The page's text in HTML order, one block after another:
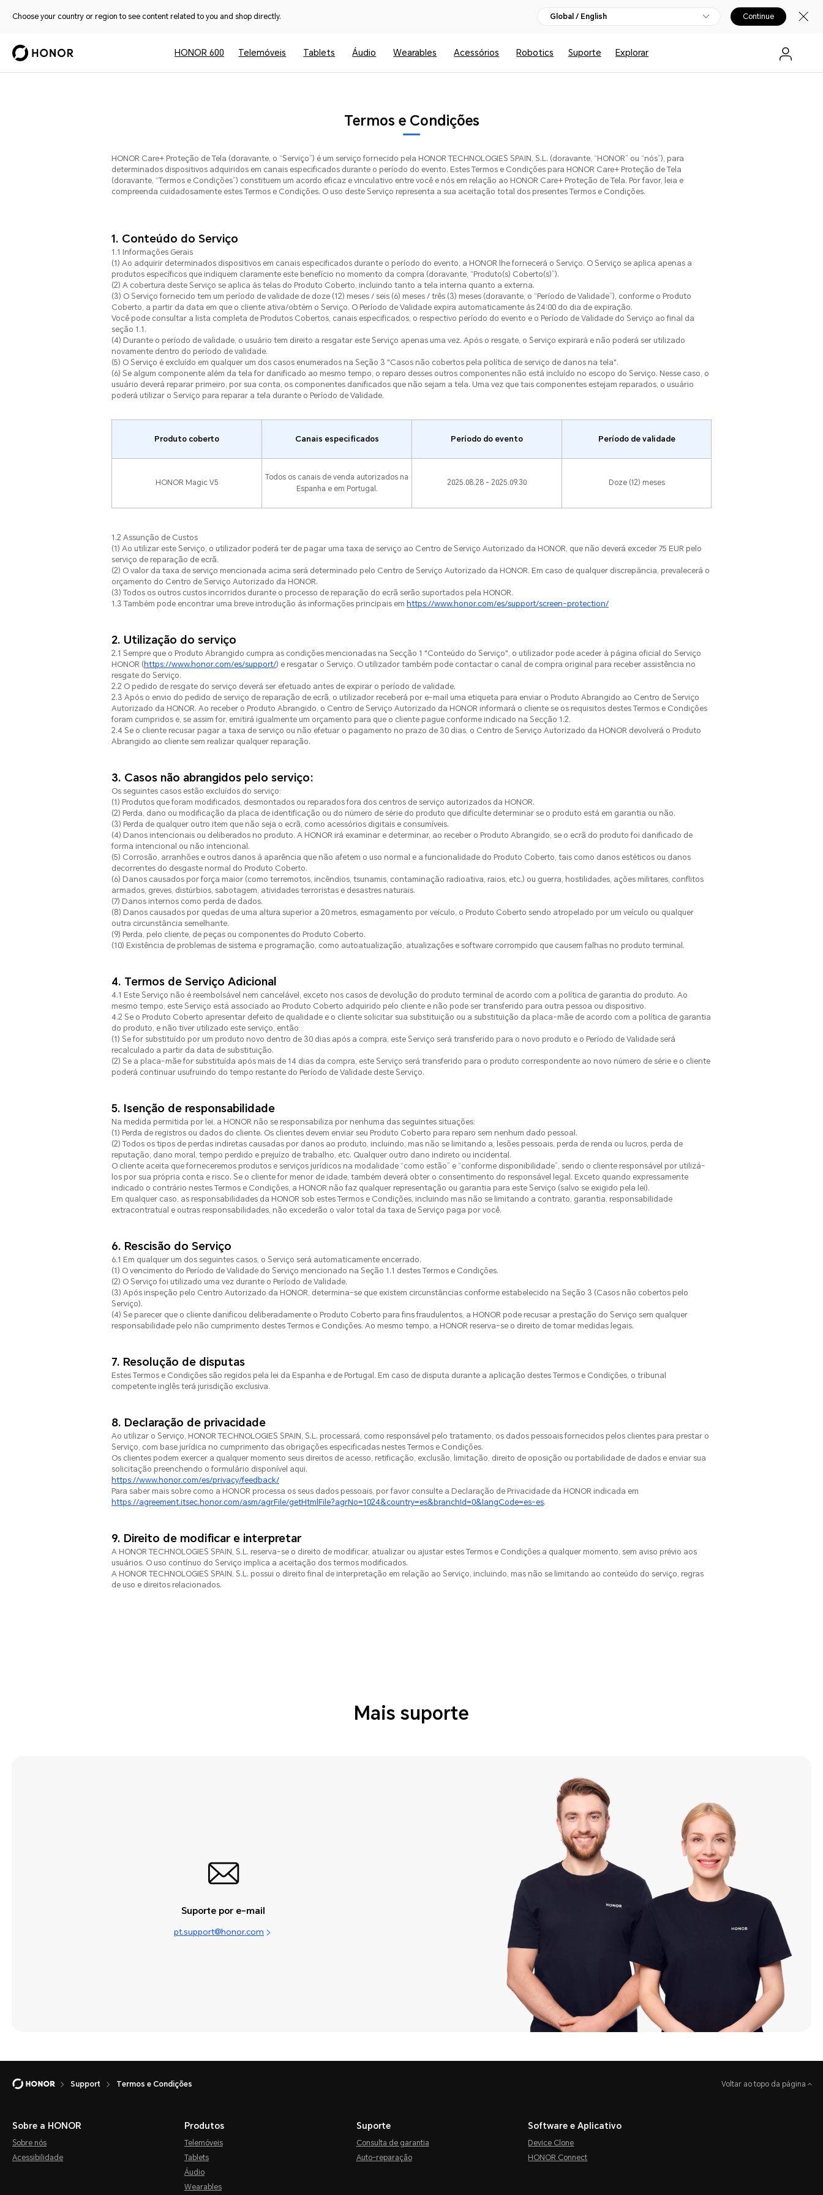
Choose your country or region to see content related to you and shop directly. Global / English Continue
HONOR 600 Telemóveis Tablets Áudio Wearables Acessórios Robotics Suporte Explorar
Termos e Condições
HONOR Care+ Proteção de Tela (doravante, o “Serviço”) é um serviço fornecido pela HONOR TECHNOLOGIES SPAIN, S.L. (doravante, “HONOR” ou “nós”), para
determinados dispositivos adquiridos em canais especificados durante o período do evento. Estes Termos e Condições para HONOR Care+ Proteção de Tela
(doravante, “Termos e Condições”) constituem um acordo eficaz e vinculativo entre você e nós em relação ao HONOR Care+ Proteção de Tela. Por favor, leia e
compreenda cuidadosamente estes Termos e Condições. O uso deste Serviço representa a sua aceitação total dos presentes Termos e Condições.
1. Conteúdo do Serviço
1.1 Informações Gerais
(1) Ao adquirir determinados dispositivos em canais especificados durante o período do evento, a HONOR lhe fornecerá o Serviço. O Serviço se aplica apenas a
produtos específicos que indiquem claramente este benefício no momento da compra (doravante, “Produto(s) Coberto(s)”).
(2) A cobertura deste Serviço se aplica às telas do Produto Coberto, incluindo tanto a tela interna quanto a externa.
(3) O Serviço fornecido tem um período de validade de doze (12) meses / seis (6) meses / três (3) meses (doravante, o “Período de Validade”), conforme o Produto
Coberto, a partir da data em que o cliente ativa/obtém o Serviço. O Período de Validade expira automaticamente às 24:00 do dia de expiração.
Você pode consultar a lista completa de Produtos Cobertos, canais especificados, o respectivo período do evento e o Período de Validade do Serviço ao final da
seção 1.1.
(4) Durante o período de validade, o usuário tem direito a resgatar este Serviço apenas uma vez. Após o resgate, o Serviço expirará e não poderá ser utilizado
novamente dentro do período de validade.
(5) O Serviço é excluído em qualquer um dos casos enumerados na Seção 3 "Casos não cobertos pela política de serviço de danos na tela".
(6) Se algum componente além da tela for danificado ao mesmo tempo, o reparo desses outros componentes não está incluído no escopo do Serviço. Nesse caso, o
usuário deverá reparar primeiro, por sua conta, os componentes danificados que não sejam a tela. Uma vez que tais componentes estejam reparados, o usuário
poderá utilizar o Serviço para reparar a tela durante o Período de Validade.
Produto coberto Canais especificados Período do evento Período de validade
HONOR Magic V5
Todos os canais de venda autorizados na
Espanha e em Portugal.
2025.08.28 - 2025.09.30 Doze (12) meses
1.2 Assunção de Custos
(1) Ao utilizar este Serviço, o utilizador poderá ter de pagar uma taxa de serviço ao Centro de Serviço Autorizado da HONOR, que não deverá exceder 75 EUR pelo
serviço de reparação de ecrã.
(2) O valor da taxa de serviço mencionada acima será determinado pelo Centro de Serviço Autorizado da HONOR. Em caso de qualquer discrepância, prevalecerá o
orçamento do Centro de Serviço Autorizado da HONOR.
(3) Todos os outros custos incorridos durante o processo de reparação do ecrã serão suportados pela HONOR.
1.3 Também pode encontrar uma breve introdução às informações principais em https://www.honor.com/es/support/screen-protection/
2. Utilização do serviço
2.1 Sempre que o Produto Abrangido cumpra as condições mencionadas na Secção 1 "Conteúdo do Serviço", o utilizador pode aceder à página oficial do Serviço
HONOR (https://www.honor.com/es/support/) e resgatar o Serviço. O utilizador também pode contactar o canal de compra original para receber assistência no
resgate do Serviço.
2.2 O pedido de resgate do serviço deverá ser efetuado antes de expirar o período de validade.
2.3 Após o envio do pedido de serviço de reparação de ecrã, o utilizador receberá por e-mail uma etiqueta para enviar o Produto Abrangido ao Centro de Serviço
Autorizado da HONOR. Ao receber o Produto Abrangido, o Centro de Serviço Autorizado da HONOR informará o cliente se os requisitos destes Termos e Condições
foram cumpridos e, se assim for, emitirá igualmente um orçamento para que o cliente pague conforme indicado na Secção 1.2.
2.4 Se o cliente recusar pagar a taxa de serviço ou não efetuar o pagamento no prazo de 30 dias, o Centro de Serviço Autorizado da HONOR devolverá o Produto
Abrangido ao cliente sem realizar qualquer reparação.
3. Casos não abrangidos pelo serviço:
Os seguintes casos estão excluídos do serviço:
(1) Produtos que foram modificados, desmontados ou reparados fora dos centros de serviço autorizados da HONOR.
(2) Perda, dano ou modificação da placa de identificação ou do número de série do produto que dificulte determinar se o produto está em garantia ou não.
(3) Perda de qualquer outro item que não seja o ecrã, como acessórios digitais e consumíveis.
(4) Danos intencionais ou deliberados no produto. A HONOR irá examinar e determinar, ao receber o Produto Abrangido, se o ecrã do produto foi danificado de
forma intencional ou não intencional.
(5) Corrosão, arranhões e outros danos à aparência que não afetem o uso normal e a funcionalidade do Produto Coberto, tais como danos estéticos ou danos
decorrentes do desgaste normal do Produto Coberto.
(6) Danos causados por força maior (como terremotos, incêndios, tsunamis, contaminação radioativa, raios, etc.) ou guerra, hostilidades, ações militares, conflitos
armados, greves, distúrbios, sabotagem, atividades terroristas e desastres naturais.
(7) Danos internos como perda de dados.
(8) Danos causados por quedas de uma altura superior a 20 metros, esmagamento por veículo, o Produto Coberto sendo atropelado por um veículo ou qualquer
outra circunstância semelhante.
(9) Perda, pelo cliente, de peças ou componentes do Produto Coberto.
(10) Existência de problemas de sistema e programação, como autoatualização, atualizações e software corrompido que causem falhas no produto terminal.
4. Termos de Serviço Adicional
4.1 Este Serviço não é reembolsável nem cancelável, exceto nos casos de devolução do produto terminal de acordo com a política de garantia do produto. Ao
mesmo tempo, este Serviço está associado ao Produto Coberto adquirido pelo cliente e não pode ser transferido para outra pessoa ou dispositivo.
4.2 Se o Produto Coberto apresentar defeito de qualidade e o cliente solicitar sua substituição ou a substituição da placa-mãe de acordo com a política de garantia
do produto, e não tiver utilizado este serviço, então:
(1) Se for substituído por um produto novo dentro de 30 dias após a compra, este Serviço será transferido para o novo produto e o Período de Validade será
recalculado a partir da data de substituição.
(2) Se a placa-mãe for substituída após mais de 14 dias da compra, este Serviço será transferido para o produto correspondente ao novo número de série e o cliente
poderá continuar usufruindo do tempo restante do Período de Validade deste Serviço.
5. Isenção de responsabilidade
Na medida permitida por lei, a HONOR não se responsabiliza por nenhuma das seguintes situações:
(1) Perda de registros ou dados do cliente. Os clientes devem enviar seu Produto Coberto para reparo sem nenhum dado pessoal.
(2) Todos os tipos de perdas indiretas causadas por danos ao produto, incluindo, mas não se limitando a, lesões pessoais, perda de renda ou lucros, perda de
reputação, dano moral, tempo perdido e prejuízo de trabalho, etc. Qualquer outro dano indireto ou incidental.
O cliente aceita que forneceremos produtos e serviços jurídicos na modalidade “como estão” e “conforme disponibilidade”, sendo o cliente responsável por utilizá-
los por sua própria conta e risco. Se o cliente for menor de idade, também deverá obter o consentimento do responsável legal. Exceto quando expressamente
indicado o contrário nestes Termos e Condições, a HONOR não faz qualquer representação ou garantia para este Serviço (salvo se exigido pela lei).
Em qualquer caso, as responsabilidades da HONOR sob estes Termos e Condições, incluindo mas não se limitando a contrato, garantia, responsabilidade
extracontratual e outras responsabilidades, não excederão o valor total da taxa de Serviço paga por você.
6. Rescisão do Serviço
6.1 Em qualquer um dos seguintes casos, o Serviço será automaticamente encerrado.
(1) O vencimento do Período de Validade do Serviço mencionado na Seção 1.1 destes Termos e Condições.
(2) O Serviço foi utilizado uma vez durante o Período de Validade.
(3) Após inspeção pelo Centro Autorizado da HONOR, determina-se que existem circunstâncias conforme estabelecido na Seção 3 (Casos não cobertos pelo
Serviço).
(4) Se parecer que o cliente danificou deliberadamente o Produto Coberto para fins fraudulentos, a HONOR pode recusar a prestação do Serviço sem qualquer
responsabilidade pelo não cumprimento destes Termos e Condições. Ao mesmo tempo, a HONOR reserva-se o direito de tomar medidas legais.
7. Resolução de disputas
Estes Termos e Condições são regidos pela lei da Espanha e de Portugal. Em caso de disputa durante a aplicação destes Termos e Condições, o tribunal
competente inglês terá jurisdição exclusiva.
8. Declaração de privacidade
Ao utilizar o Serviço, HONOR TECHNOLOGIES SPAIN, S.L. processará, como responsável pelo tratamento, os dados pessoais fornecidos pelos clientes para prestar o
Serviço, com base jurídica no cumprimento das obrigações especificadas nestes Termos e Condições.
Os clientes podem exercer a qualquer momento seus direitos de acesso, retificação, exclusão, limitação, direito de oposição ou portabilidade de dados e enviar sua
solicitação preenchendo o formulário disponível aqui.
https://www.honor.com/es/privacy/feedback/
Para saber mais sobre como a HONOR processa os seus dados pessoais, por favor consulte a Declaração de Privacidade da HONOR indicada em
https://agreement.itsec.honor.com/asm/agrFile/getHtmlFile?agrNo=1024&country=es&branchId=0&langCode=es-es.
9. Direito de modificar e interpretar
A HONOR TECHNOLOGIES SPAIN, S.L. reserva-se o direito de modificar, atualizar ou ajustar estes Termos e Condições a qualquer momento, sem aviso prévio aos
usuários. O uso contínuo do Serviço implica a aceitação dos termos modificados.
A HONOR TECHNOLOGIES SPAIN, S.L. possui o direito final de interpretação em relação ao Serviço, incluindo, mas não se limitando ao conteúdo do serviço, regras
de uso e direitos relacionados.
Mais suporte
Suporte por e-mail
pt.support@honor.com
Support Termos e Condições Voltar ao topo da página
Sobre a HONOR
Sobre nós
Acessibilidade
Produtos
Telemóveis
Tablets
Áudio
Wearables
Suporte
Consulta de garantia
Auto-reparação
Software e Aplicativo
Device Clone
HONOR Connect